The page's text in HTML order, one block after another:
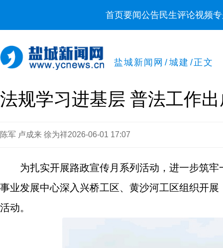
首页要闻公告民生评论视频
盐城新闻网 / 城建 /正文
法规学习进基层 普法工作
陈军 卢成来 徐为祥2026-06-01 17:07
为扎实开展路政宣传月系列活动，进一步筑
事业发展中心深入兴桥工区、黄沙河工区组织开
活动。